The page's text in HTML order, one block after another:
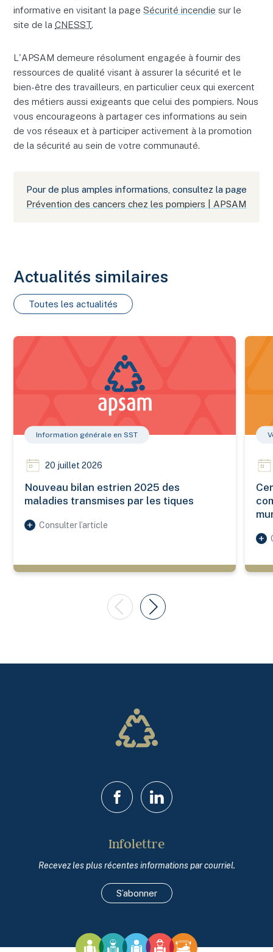
informative en visitant la pageSécurité incendie sur le
site de laCNESST.
L'APSAM demeure résolument engagée à fournir des
ressources de qualité visant à assurer la sécurité et le
bien-être des travailleurs, en particulier ceux qui exercent
des métiers aussi exigeants que celui des pompiers. Nous
vous encourageons à partager ces informations au sein
de vos réseaux et à participer activement à la promotion
de la sécurité au sein de votre communauté.
Pour de plus amples informations, consultez la page
Prévention des cancers chez les pompiers | APSAM
Actualités similaires
Toutes les actualités
Nouveau bilan estrien 2025 des maladies transmises par les
Information générale en SST
20 juillet 2026
Nouveau bilan estrien 2025 des
maladies transmises par les tiques
Consulter l’article
FacebookLinkedIn
Infolettre
Recevez les plus récentes informations par courriel.
S’abonner